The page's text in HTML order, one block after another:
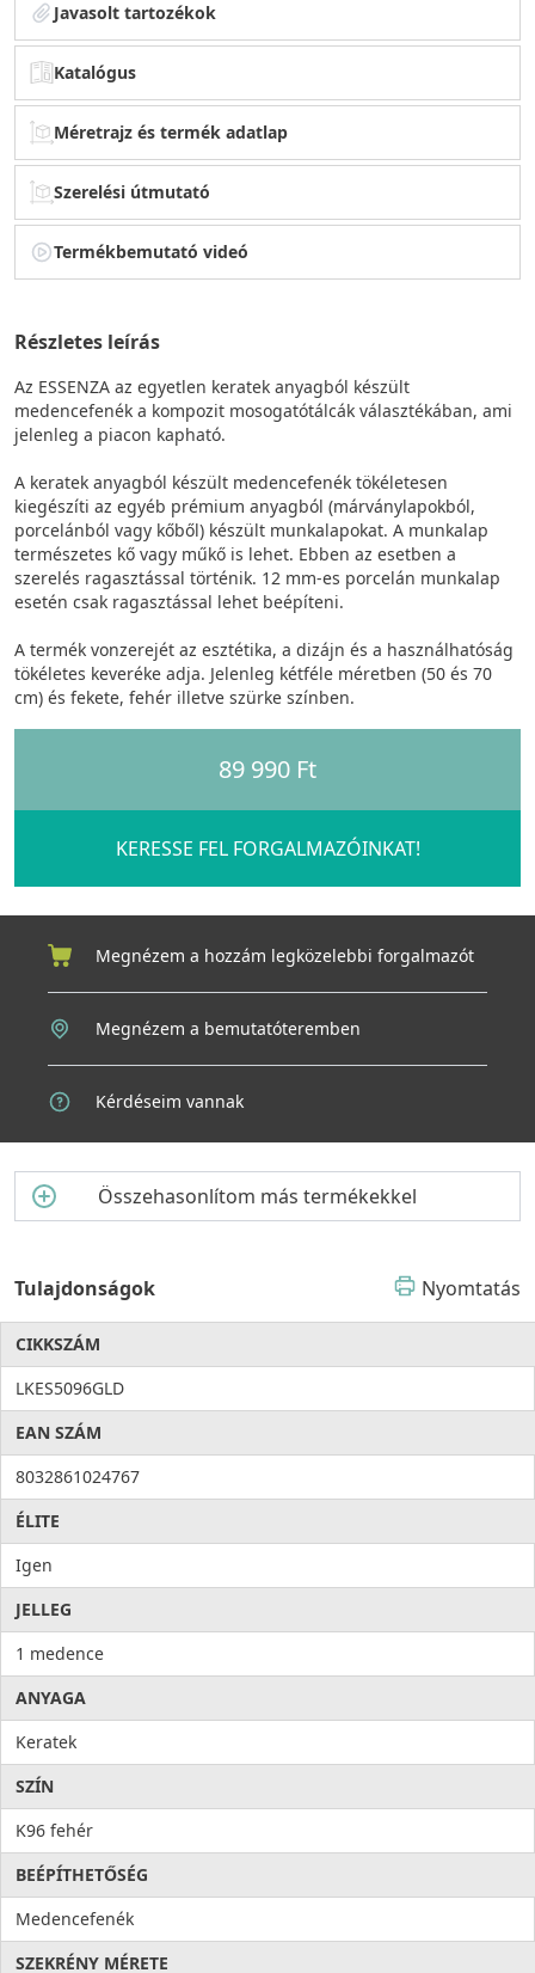
Javasolt tartozékok
Katalógus
Méretrajz és termék adatlap
Szerelési útmutató
Termékbemutató videó
Részletes leírás
Az ESSENZA az egyetlen keratek anyagból készült
medencefenék a kompozit mosogatótálcák választékában, ami
jelenleg a piacon kapható.
A keratek anyagból készült medencefenék tökéletesen
kiegészíti az egyéb prémium anyagból (márványlapokból,
porcelánból vagy kőből) készült munkalapokat. A munkalap
természetes kő vagy műkő is lehet. Ebben az esetben a
szerelés ragasztással történik. 12 mm-es porcelán munkalap
esetén csak ragasztással lehet beépíteni.
A termék vonzerejét az esztétika, a dizájn és a használhatóság
tökéletes keveréke adja. Jelenleg kétféle méretben (50 és 70
cm) és fekete, fehér illetve szürke színben.
89 990 Ft
KERESSE FEL FORGALMAZÓINKAT!
Megnézem a hozzám legközelebbi forgalmazót
Megnézem a bemutatóteremben
Kérdéseim vannak
Összehasonlítom más termékekkel
Tulajdonságok Nyomtatás
CIKKSZÁM
LKES5096GLD
EAN SZÁM
8032861024767
ÉLITE
Igen
JELLEG
1 medence
ANYAGA
Keratek
SZÍN
K96 fehér
BEÉPÍTHETŐSÉG
Medencefenék
SZEKRÉNY MÉRETE